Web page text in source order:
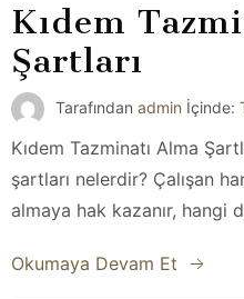
Kıdem
Şartları
Tarafından admin İçinde:
Kıdem Tazminatı Alma
şartları nelerdir? Çalışan
almaya hak kazanır, hangi
Okumaya Devam Et